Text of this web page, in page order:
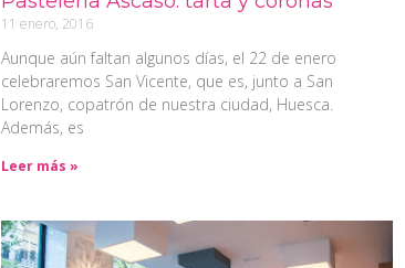
11 enero, 2016
Aunque aún faltan algunos días, el 22 de enero
celebraremos San Vicente, que es, junto a San
Lorenzo, copatrón de nuestra ciudad, Huesca.
Además, es
Leer más »